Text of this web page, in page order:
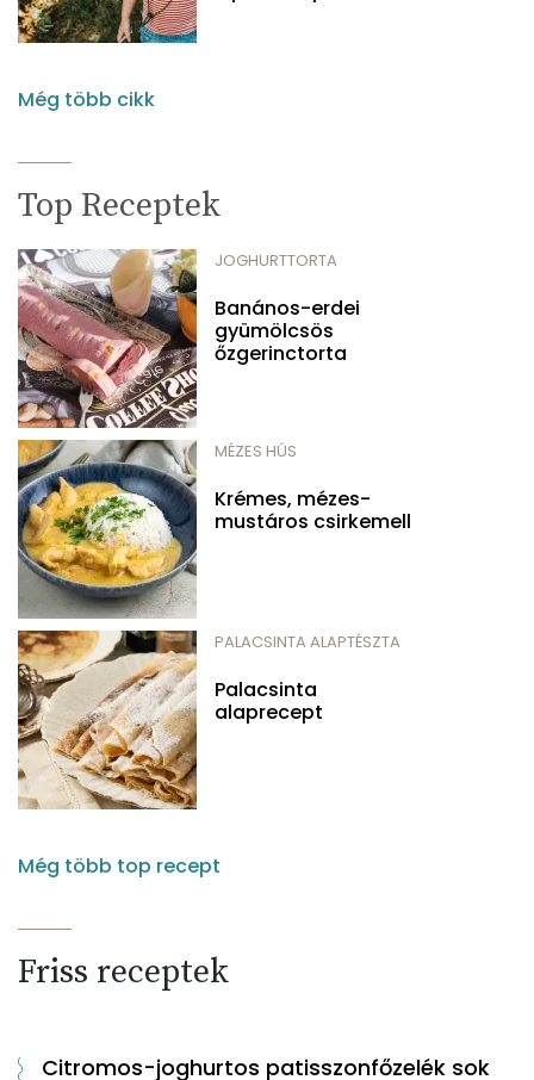
Még több cikk
Top Receptek
JOGHURTTORTA
Banános-erdei
gyümölcsös
őzgerinctorta
MÉZES HÚS
Krémes, mézes-
mustáros csirkemell
PALACSINTA ALAPTÉSZTA
Palacsinta
alaprecept
Még több top recept
Friss receptek
Citromos-joghurtos patisszonfőzelék sok